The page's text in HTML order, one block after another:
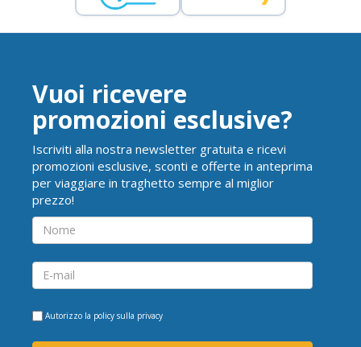
Vuoi ricevere
promozioni esclusive?
Iscriviti alla nostra newsletter gratuita e ricevi
promozioni esclusive, sconti e offerte in anteprima
per viaggiare in traghetto sempre al miglior
prezzo!
Autorizzo la policy sulla privacy